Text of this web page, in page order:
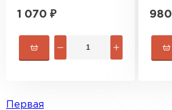
1 070 ₽ 980
Первая